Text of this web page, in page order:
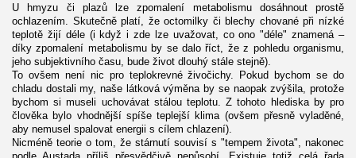
U hmyzu či plazů lze zpomalení metabolismu dosáhnout prostě
ochlazením. Skutečně platí, že octomilky či blechy chované při nízké
teplotě žijí déle (i když i zde lze uvažovat, co ono "déle" znamená –
díky zpomalení metabolismu by se dalo říct, že z pohledu organismu,
jeho subjektivního času, bude život dlouhý stále stejně).
To ovšem není nic pro teplokrevné živočichy. Pokud bychom se do
chladu dostali my, naše látková výměna by se naopak zvýšila, protože
bychom si museli uchovávat stálou teplotu. Z tohoto hlediska by pro
člověka bylo vhodnější spíše teplejší klima (ovšem přesně vyladěné,
aby nemusel spalovat energii s cílem chlazení).
Nicméně teorie o tom, že stárnutí souvisí s "tempem života", nakonec
podle Austada příliš přesvědčivě nepůsobí. Existuje totiž celá řada